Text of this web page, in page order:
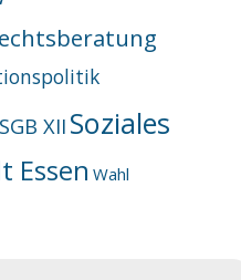
SGB XII Soziales
Essen Wahl